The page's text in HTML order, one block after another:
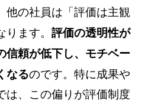
他の社員は「評価は主観
ります。評価の透明性が
信頼が低下し、モチベー
なるのです。特に成果や
は、この偏りが評価制度